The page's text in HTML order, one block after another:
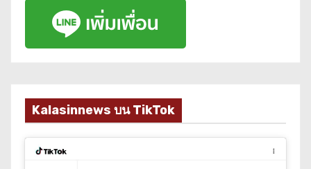
Kalasinnews บน TikTok